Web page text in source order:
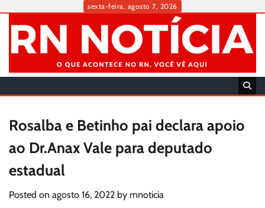
content
sexta-feira, agosto 7, 2026
Rosalba e Betinho pai declara apoio
ao Dr.Anax Vale para deputado
estadual
Posted on agosto 16, 2022 by rnnoticia